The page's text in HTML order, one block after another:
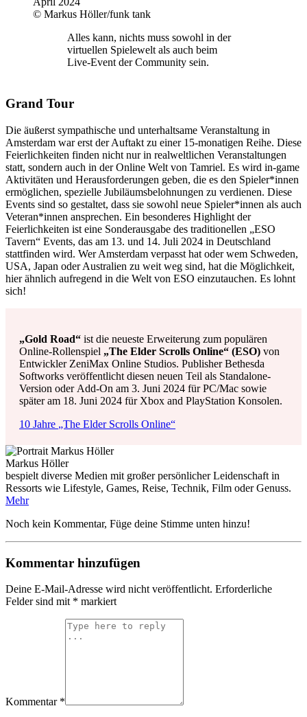
© Markus Höller/funk tank
Alles kann, nichts muss sowohl in der
virtuellen Spielewelt als auch beim
Live-Event der Community sein.
Grand Tour
Die äußerst sympathische und unterhaltsame Veranstaltung in
Amsterdam war erst der Auftakt zu einer 15-monatigen Reihe. Diese
Feierlichkeiten finden nicht nur in realweltlichen Veranstaltungen
statt, sondern auch in der Online Welt von Tamriel. Es wird in-game
Aktivitäten und Herausforderungen geben, die es den Spieler*innen
ermöglichen, spezielle Jubiläumsbelohnungen zu verdienen. Diese
Events sind so gestaltet, dass sie sowohl neue Spieler*innen als auch
Veteran*innen ansprechen. Ein besonderes Highlight der
Feierlichkeiten ist eine Sonderausgabe des traditionellen „ESO
Tavern“ Events, das am 13. und 14. Juli 2024 in Deutschland
stattfinden wird. Wer Amsterdam verpasst hat oder wem Schweden,
USA, Japan oder Australien zu weit weg sind, hat die Möglichkeit,
hier ähnlich aufregend in die Welt von ESO einzutauchen. Es lohnt
sich!
„Gold Road“ ist die neueste Erweiterung zum populären
Online-Rollenspiel „The Elder Scrolls Online“ (ESO) von
Entwickler ZeniMax Online Studios. Publisher Bethesda
Softworks veröffentlicht diesen neuen Teil als Standalone-
Version oder Add-On am 3. Juni 2024 für PC/Mac sowie
später am 18. Juni 2024 für Xbox and PlayStation Konsolen.
10 Jahre „The Elder Scrolls Online“
Markus Höller
bespielt diverse Medien mit großer persönlicher Leidenschaft in
Ressorts wie Lifestyle, Games, Reise, Technik, Film oder Genuss.
Mehr
Noch kein Kommentar, Füge deine Stimme unten hinzu!
Kommentar hinzufügen
Deine E-Mail-Adresse wird nicht veröffentlicht. Erforderliche
Felder sind mit * markiert
Kommentar *